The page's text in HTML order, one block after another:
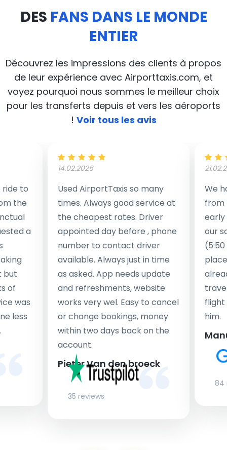
DES FANS DANS LE MONDE
ENTIER
Découvrez les impressions des clients à propos
de leur expérience avec Airporttaxis.com, et
voyez pourquoi nous sommes le meilleur choix
pour les transferts depuis et vers les aéroports
! Voir tous les avis
to
the
a
but
of
was
less
14.02.2026
Used AirportTaxis so many
times. Always good service at
the cheapest rates. Driver
appointed day before , phone
number to contact driver
available. Always just in time
as asked. App needs update
and refreshments, website
works very wel. Easy to cancel
or change bookings, money
within two days back on the
account.
Pieter Van den broeck
35 reviews
We
from
early
our
flight
him.
84